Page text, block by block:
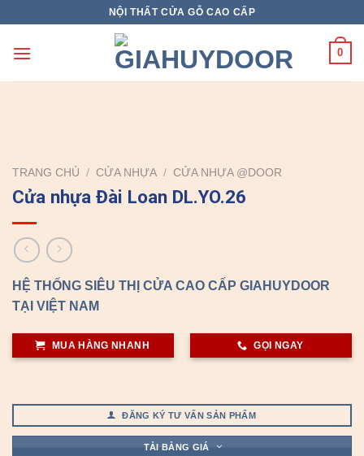
content
NỘI THẤT CỬA GỖ CAO CẤP
0
TRANG CHỦ / CỬA NHỰA / CỬA NHỰA @DOOR
Cửa nhựa Đài Loan DL.YO.26
HỆ THỐNG SIÊU THỊ CỬA CAO CẤP GIAHUYDOOR
TẠI VIỆT NAM
MUA HÀNG NHANH GỌI NGAY
ĐĂNG KÝ TƯ VẤN SẢN PHẨM
TẢI BẢNG GIÁ